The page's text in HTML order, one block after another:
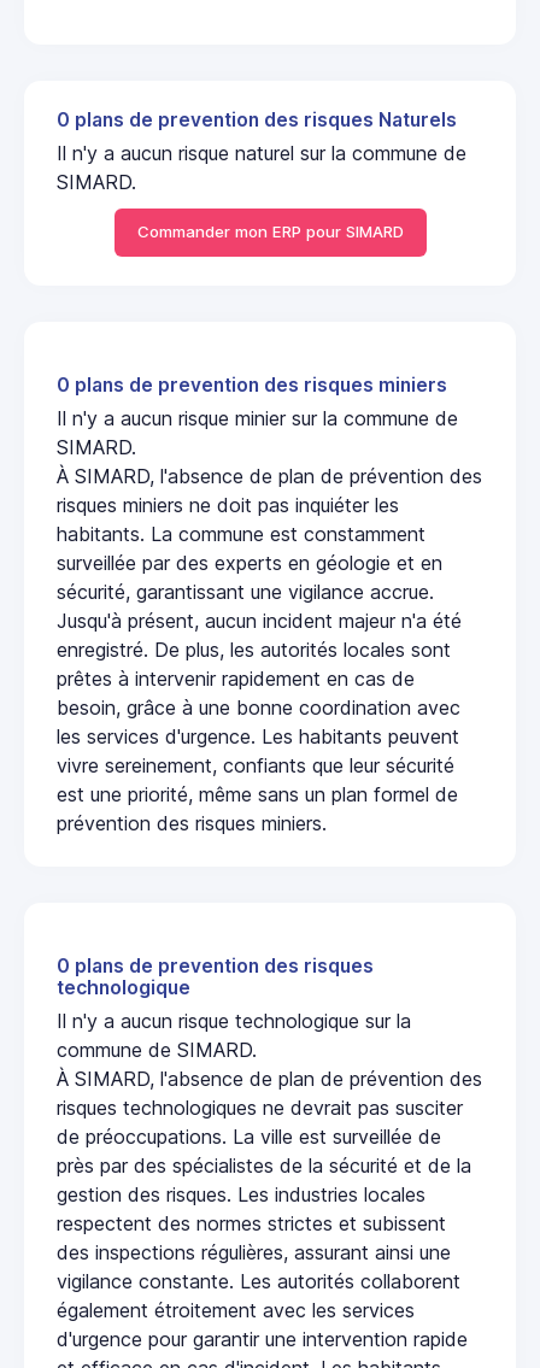
0 plans de prevention des risques Naturels
Il n'y a aucun risque naturel sur la commune de
SIMARD.
Commander mon ERP pour SIMARD
0 plans de prevention des risques miniers
Il n'y a aucun risque minier sur la commune de
SIMARD.
À SIMARD, l'absence de plan de prévention des
risques miniers ne doit pas inquiéter les
habitants. La commune est constamment
surveillée par des experts en géologie et en
sécurité, garantissant une vigilance accrue.
Jusqu'à présent, aucun incident majeur n'a été
enregistré. De plus, les autorités locales sont
prêtes à intervenir rapidement en cas de
besoin, grâce à une bonne coordination avec
les services d'urgence. Les habitants peuvent
vivre sereinement, confiants que leur sécurité
est une priorité, même sans un plan formel de
prévention des risques miniers.
0 plans de prevention des risques
technologique
Il n'y a aucun risque technologique sur la
commune de SIMARD.
À SIMARD, l'absence de plan de prévention des
risques technologiques ne devrait pas susciter
de préoccupations. La ville est surveillée de
près par des spécialistes de la sécurité et de la
gestion des risques. Les industries locales
respectent des normes strictes et subissent
des inspections régulières, assurant ainsi une
vigilance constante. Les autorités collaborent
également étroitement avec les services
d'urgence pour garantir une intervention rapide